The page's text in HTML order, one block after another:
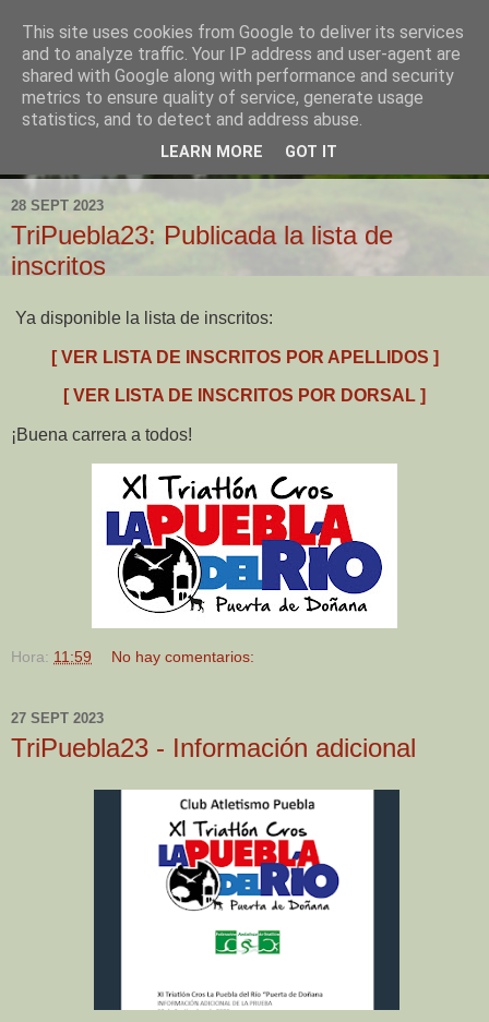
28 SEPT 2023
TriPuebla23: Publicada la lista de
inscritos
Ya disponible la lista de inscritos:
[ VER LISTA DE INSCRITOS POR APELLIDOS ]
[ VER LISTA DE INSCRITOS POR DORSAL ]
¡Buena carrera a todos!
Hora: 11:59 No hay comentarios:
27 SEPT 2023
TriPuebla23 - Información adicional
This site uses cookies from Google to deliver its services
and to analyze traffic. Your IP address and user-agent are
shared with Google along with performance and security
metrics to ensure quality of service, generate usage
statistics, and to detect and address abuse.
LEARN MORE GOT IT